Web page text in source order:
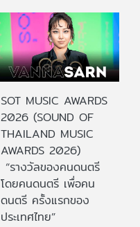
SOT MUSIC AWARDS
2026 (SOUND OF
THAILAND MUSIC
AWARDS 2026)
“รางวัลของคนดนตรี
โดยคนดนตรี เพื่อคน
ดนตรี ครั้งแรกของ
ประเทศไทย”